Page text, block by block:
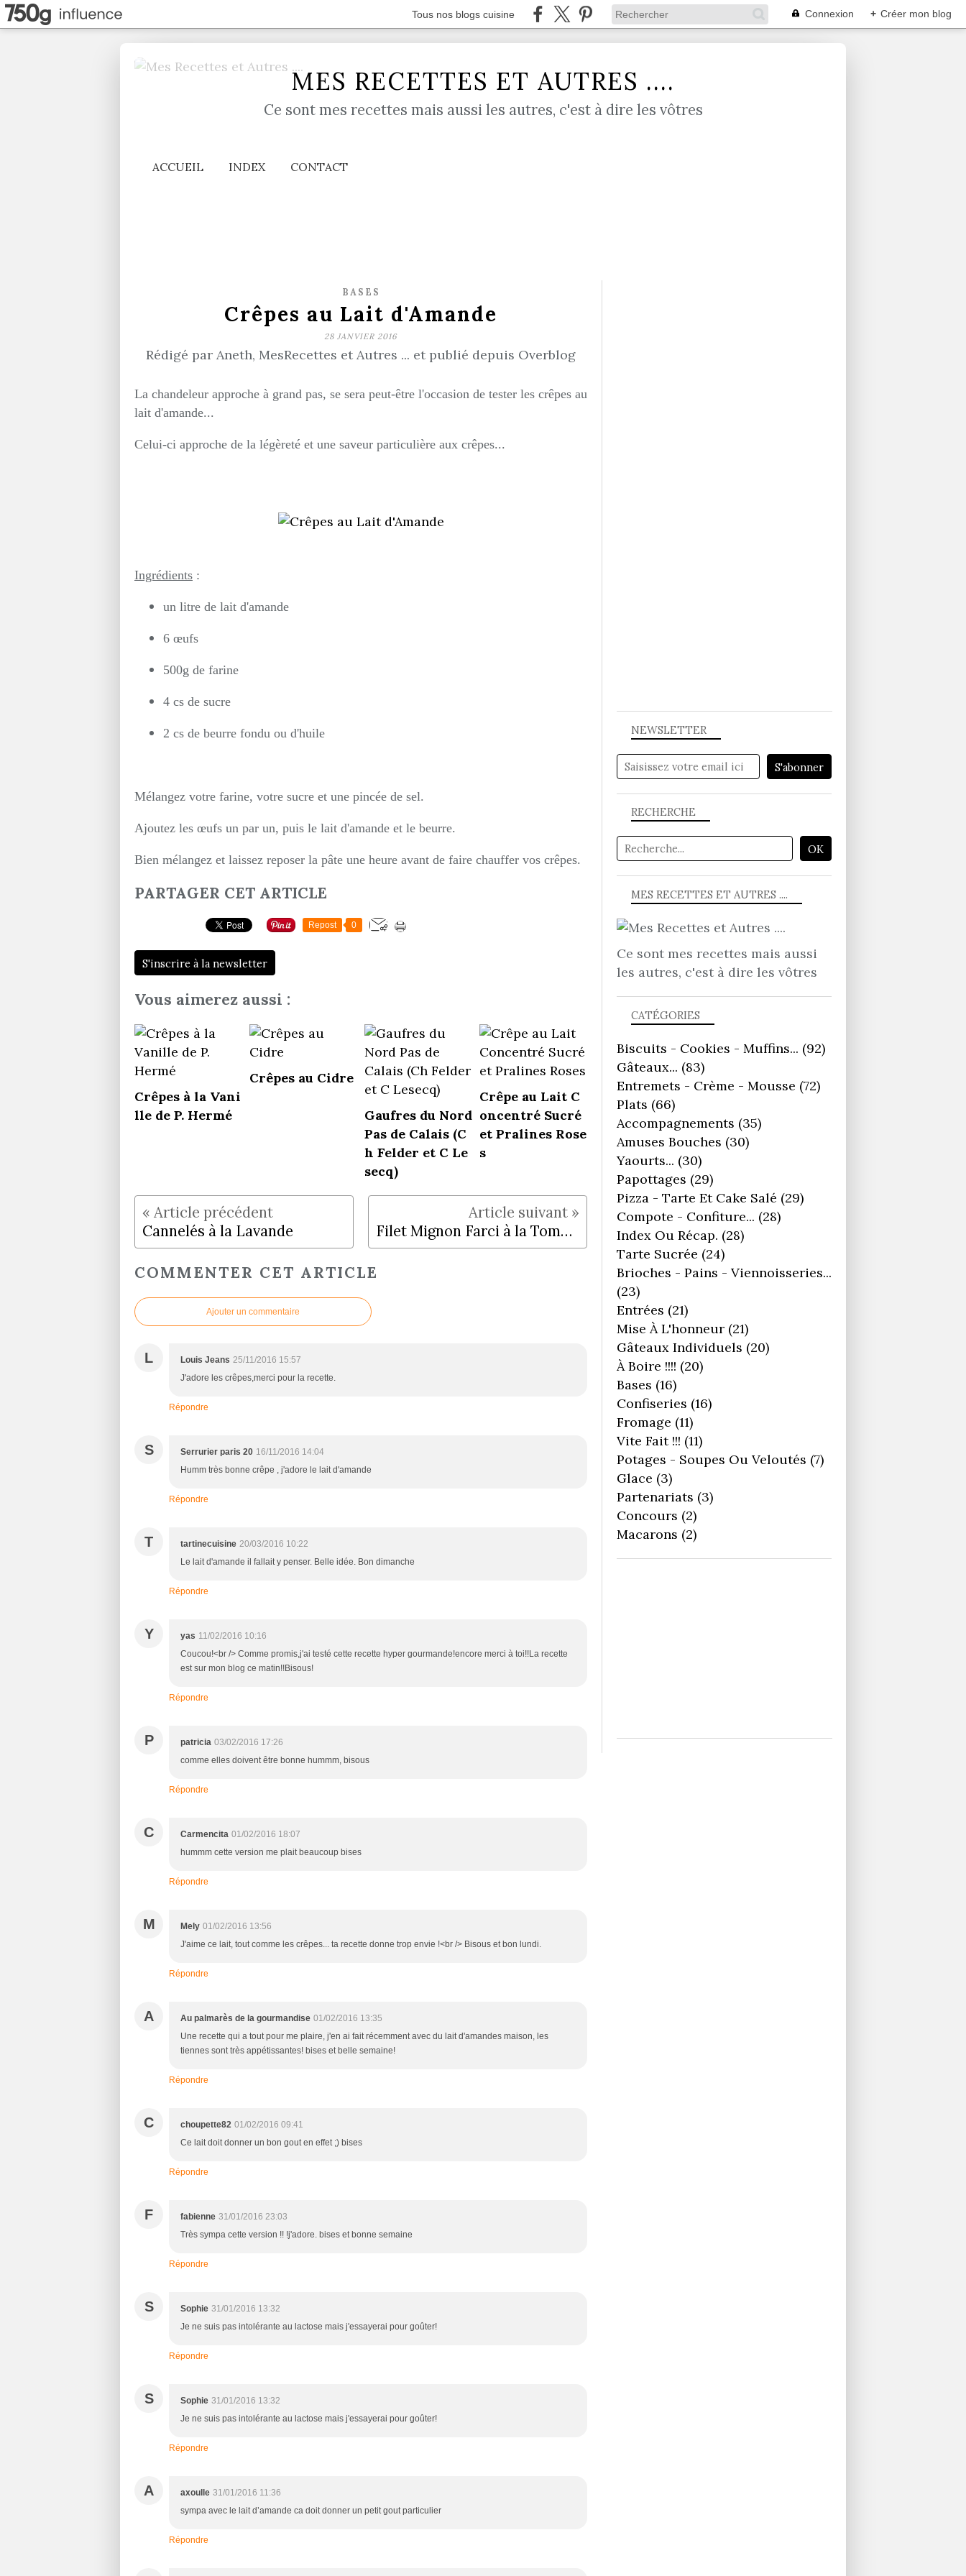
Tous nos blogs cuisine Connexion + Créer mon blog
MES RECETTES ET AUTRES ....
Ce sont mes recettes mais aussi les autres, c'est à dire les vôtres
ACCUEIL INDEX CONTACT
BASES
Crêpes au Lait d'Amande
28 JANVIER 2016
Rédigé par Aneth, MesRecettes et Autres ... et publié depuis Overblog
La chandeleur approche à grand pas, se sera peut-être l'occasion de tester les crêpes au
lait d'amande...
Celui-ci approche de la légèreté et une saveur particulière aux crêpes...
Ingrédients :
un litre de lait d'amande
6 œufs
500g de farine
4 cs de sucre
2 cs de beurre fondu ou d'huile
Mélangez votre farine, votre sucre et une pincée de sel.
Ajoutez les œufs un par un, puis le lait d'amande et le beurre.
Bien mélangez et laissez reposer la pâte une heure avant de faire chauffer vos crêpes.
PARTAGER CET ARTICLE
Repost 0
S'inscrire à la newsletter
Vous aimerez aussi :
Crêpes à la Vani
lle de P. Hermé
Crêpes au Cidre
Gaufres du Nord
Pas de Calais (C
h Felder et C Le
secq)
Crêpe au Lait C
oncentré Sucré
et Pralines Rose
s
Cannelés à la Lavande Filet Mignon Farci à la Tomme de Savoie et Jambon de Savoie
COMMENTER CET ARTICLE
Ajouter un commentaire
L Louis Jeans 25/11/2016 15:57
J'adore les crêpes,merci pour la recette.
Répondre
S Serrurier paris 20 16/11/2016 14:04
Humm très bonne crêpe , j'adore le lait d'amande
Répondre
T tartinecuisine 20/03/2016 10:22
Le lait d'amande il fallait y penser. Belle idée. Bon dimanche
Répondre
Y yas 11/02/2016 10:16
Coucou!<br /> Comme promis,j'ai testé cette recette hyper gourmande!encore merci à toi!!La recette
est sur mon blog ce matin!!Bisous!
Répondre
P patricia 03/02/2016 17:26
comme elles doivent être bonne hummm, bisous
Répondre
C Carmencita 01/02/2016 18:07
hummm cette version me plait beaucoup bises
Répondre
M Mely 01/02/2016 13:56
J'aime ce lait, tout comme les crêpes... ta recette donne trop envie !<br /> Bisous et bon lundi.
Répondre
A Au palmarès de la gourmandise 01/02/2016 13:35
Une recette qui a tout pour me plaire, j'en ai fait récemment avec du lait d'amandes maison, les
tiennes sont très appétissantes! bises et belle semaine!
Répondre
C choupette82 01/02/2016 09:41
Ce lait doit donner un bon gout en effet ;) bises
Répondre
F fabienne 31/01/2016 23:03
Très sympa cette version !! !j'adore. bises et bonne semaine
Répondre
S Sophie 31/01/2016 13:32
Je ne suis pas intolérante au lactose mais j'essayerai pour goûter!
Répondre
S Sophie 31/01/2016 13:32
Je ne suis pas intolérante au lactose mais j'essayerai pour goûter!
Répondre
A axoulle 31/01/2016 11:36
sympa avec le lait d’amande ca doit donner un petit gout particulier
Répondre
NEWSLETTER
RECHERCHE
MES RECETTES ET AUTRES ....
Ce sont mes recettes mais aussi
les autres, c'est à dire les vôtres
CATÉGORIES
Biscuits - Cookies - Muffins... (92)
Gâteaux... (83)
Entremets - Crème - Mousse (72)
Plats (66)
Accompagnements (35)
Amuses Bouches (30)
Yaourts... (30)
Papottages (29)
Pizza - Tarte Et Cake Salé (29)
Compote - Confiture... (28)
Index Ou Récap. (28)
Tarte Sucrée (24)
Brioches - Pains - Viennoisseries...
(23)
Entrées (21)
Mise À L'honneur (21)
Gâteaux Individuels (20)
À Boire !!!! (20)
Bases (16)
Confiseries (16)
Fromage (11)
Vite Fait !!! (11)
Potages - Soupes Ou Veloutés (7)
Glace (3)
Partenariats (3)
Concours (2)
Macarons (2)